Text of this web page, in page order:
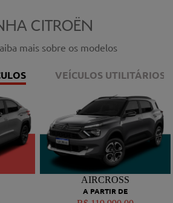
CITROËN
mais sobre os modelos
VEÍCULOS UTILITÁRIOS
AIRCROSS
A PARTIR DE